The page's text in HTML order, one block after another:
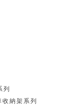
列
納架系列